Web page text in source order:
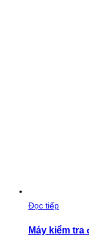
Đọc tiếp
Máy kiểm tra